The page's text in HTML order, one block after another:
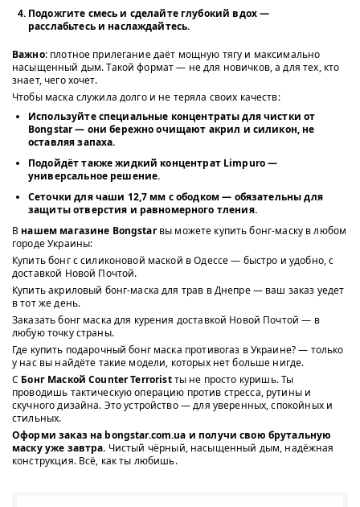
Подожгите смесь и сделайте глубокий вдох—
расслабьтесь и наслаждайтесь.
Важно: плотное прилегание даёт мощную тягу и максимально
насыщенный дым. Такой формат — не для новичков, а для тех, кто
знает, чего хочет.
Чтобы маска служила долго и не теряла своих качеств:
Используйтеспециальные концентраты для чистки от
Bongstar— они бережно очищают акрил и силикон, не
оставляя запаха.
Подойдёт такжежидкий концентрат Limpuro—
универсальное решение.
Сеточки для чаши 12,7 мм с ободком— обязательны для
защиты отверстия и равномерного тления.
В нашем магазине Bongstarвы можете купить бонг-маску в любом
городе Украины:
Купить бонг с силиконовой маской в Одессе — быстро и удобно, с
доставкой Новой Почтой.
Купить акриловый бонг-маска для трав в Днепре — ваш заказ уедет
в тот же день.
Заказать бонг маска для курения доставкой Новой Почтой — в
любую точку страны.
Где купить подарочный бонг маска противогаз в Украине? — только
у нас вы найдёте такие модели, которых нет больше нигде.
С Бонг Маской Counter Terroristты не просто куришь. Ты
проводишь тактическую операцию против стресса, рутины и
скучного дизайна. Это устройство — для уверенных, спокойных и
стильных.
Оформи заказ на bongstar.com.ua и получи свою брутальную
маску уже завтра. Чистый чёрный, насыщенный дым, надёжная
конструкция. Всё, как ты любишь.